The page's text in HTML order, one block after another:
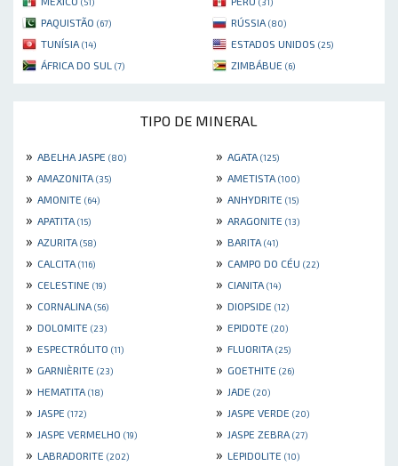
PAQUISTÃO (67) RÚSSIA (80)
TUNÍSIA (14) ESTADOS UNIDOS (25)
ÁFRICA DO SUL (7) ZIMBÁBUE (6)
TIPO DE MINERAL
» ABELHA JASPE (80) » AGATA (125)
» AMAZONITA (35) » AMETISTA (100)
» AMONITE (64) » ANHYDRITE (15)
» APATITA (15) » ARAGONITE (13)
» AZURITA (58) » BARITA (41)
» CALCITA (116) » CAMPO DO CÉU (22)
» CELESTINE (19) » CIANITA (14)
» CORNALINA (56) » DIOPSIDE (12)
» DOLOMITE (23) » EPIDOTE (20)
» ESPECTRÓLITO (11) » FLUORITA (25)
» GARNIÈRITE (23) » GOETHITE (26)
» HEMATITA (18) » JADE (20)
» JASPE (172) » JASPE VERDE (20)
» JASPE VERMELHO (19) » JASPE ZEBRA (27)
» LABRADORITE (202) » LEPIDOLITE (10)